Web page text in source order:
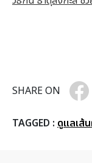
SHARE ON
TAGGED : ดูแลเส้